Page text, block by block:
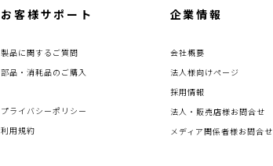
お客様サポート
製品に関するご質問
部品・消耗品のご購入
プライバシーポリシー
利用規約
企業情報
会社概要
法人様向けページ
採用情報
法人・販売店様お問合せ
メディア関係者様お問合せ